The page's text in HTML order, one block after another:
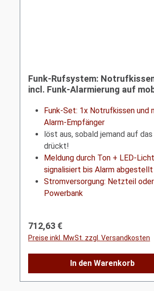
Funk-Rufsystem:
incl. Funk-Alarmierung auf
Funk-Set: 1x Notrufkissen und
Alarm-Empfänger
löst aus, sobald jemand auf das
drückt!
Meldung durch Ton + LED-
signalisiert bis Alarm abgestellt
Stromversorgung: Netzteil
Powerbank
Regulärer Preis:
712,63 €
Preise inkl. MwSt. zzgl. Versandkosten
In den Warenkorb